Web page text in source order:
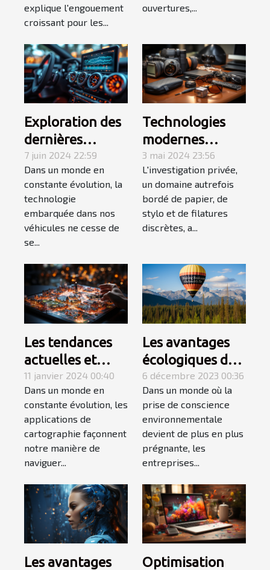
explique l'engouement
croissant pour les...
ouvertures,...
Exploration des
dernières
tendances en
matière de
systèmes audio
pour véhicules
en 2024
7 juin 2024 22:59
Dans un monde en
constante évolution, la
technologie
embarquée dans nos
véhicules ne cesse de
se...
Technologies
modernes
utilisées dans
l'investigation
privée
3 mai 2024 23:56
L'investigation privée,
un domaine autrefois
bordé de papier, de
stylo et de filatures
discrètes, a...
Les tendances
actuelles et
futures des
applications de
cartographie
11 janvier 2024 00:40
Dans un monde en
constante évolution, les
applications de
cartographie façonnent
notre manière de
naviguer...
Les avantages
écologiques des
ballons
publicitaires
réutilisables
6 décembre 2023 00:36
Dans un monde où la
prise de conscience
environnementale
devient de plus en plus
prégnante, les
entreprises...
Les avantages
Optimisation